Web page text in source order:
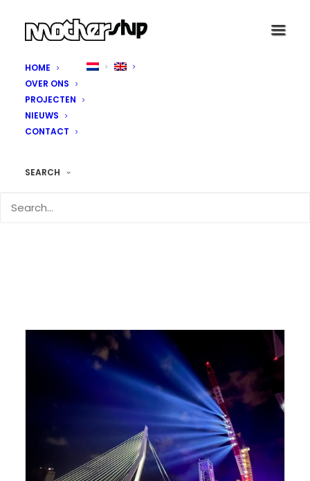
HOME
OVER ONS
PROJECTEN
NIEUWS
CONTACT
SEARCH